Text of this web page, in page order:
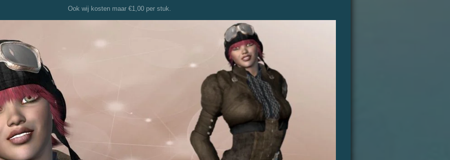
Ook wij kosten maar €1,00 per stuk.